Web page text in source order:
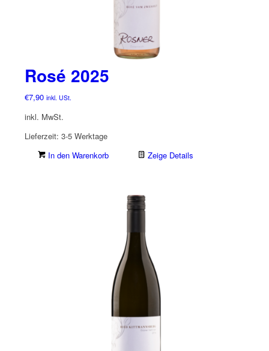
Rosé 2025
€7,90 inkl. USt.
inkl. MwSt.
Lieferzeit: 3-5 Werktage
In den Warenkorb
Zeige Details